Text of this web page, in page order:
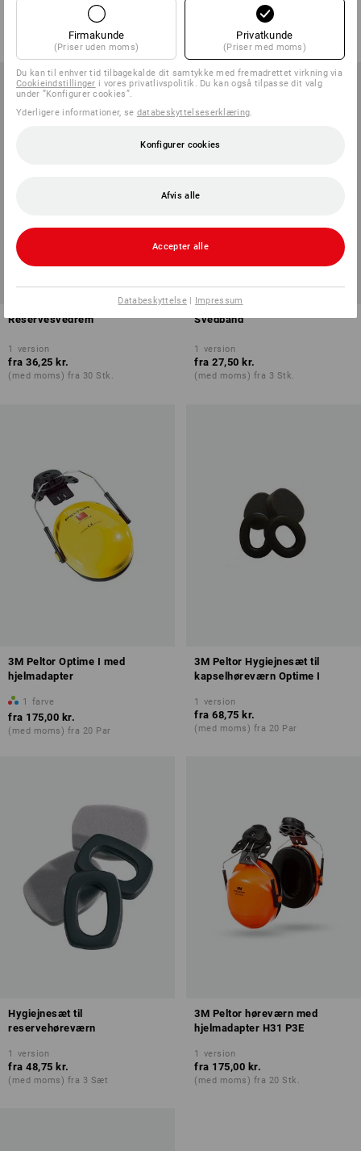
(med moms) fra 3 Stk. (med moms) fra 3 Stk.
Reservesvedrem
1 version
fra 36,25 kr.
(med moms) fra 30 Stk.
Svedbånd
1 version
fra 27,50 kr.
(med moms) fra 3 Stk.
3M Peltor Optime I med
hjelmadapter
1 farve
fra 175,00 kr.
(med moms) fra 20 Par
3M Peltor Hygiejnesæt til
kapselhøreværn Optime I
1 version
fra 68,75 kr.
(med moms) fra 20 Par
Hygiejnesæt til
reservehøreværn
1 version
fra 48,75 kr.
(med moms) fra 3 Sæt
3M Peltor høreværn med
hjelmadapter H31 P3E
1 version
fra 175,00 kr.
(med moms) fra 20 Stk.
Firmakunde
(Priser uden moms)
Privatkunde
(Priser med moms)
Du kan til enhver tid tilbagekalde dit samtykke med fremadrettet virkning via
Cookieindstillinger i vores privatlivspolitik. Du kan også tilpasse dit valg
under ”Konfigurer cookies”.
Yderligere informationer, se databeskyttelseserklæring.
Konfigurer cookies
Afvis alle
Accepter alle
Databeskyttelse| Impressum